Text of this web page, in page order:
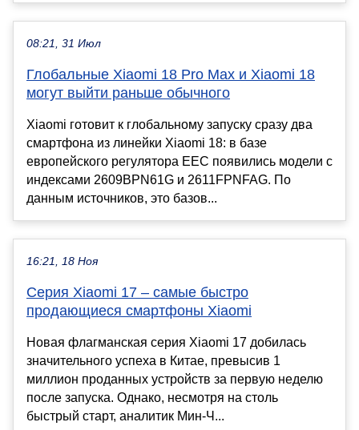
08:21, 31 Июл
Глобальные Xiaomi 18 Pro Max и Xiaomi 18
могут выйти раньше обычного
Xiaomi готовит к глобальному запуску сразу два
смартфона из линейки Xiaomi 18: в базе
европейского регулятора EEC появились модели с
индексами 2609BPN61G и 2611FPNFAG. По
данным источников, это базов...
16:21, 18 Ноя
Серия Xiaomi 17 – самые быстро
продающиеся смартфоны Xiaomi
Новая флагманская серия Xiaomi 17 добилась
значительного успеха в Китае, превысив 1
миллион проданных устройств за первую неделю
после запуска. Однако, несмотря на столь
быстрый старт, аналитик Мин-Ч...